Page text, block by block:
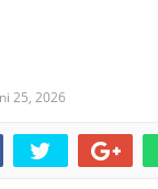
25, 2026